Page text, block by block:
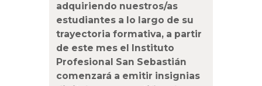
adquiriendo nuestros/as
estudiantes a lo largo de su
trayectoria formativa, a partir
de este mes el Instituto
Profesional San Sebastián
comenzará a emitir insignias